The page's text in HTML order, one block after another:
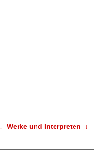
↓ Werke und Interpreten ↓